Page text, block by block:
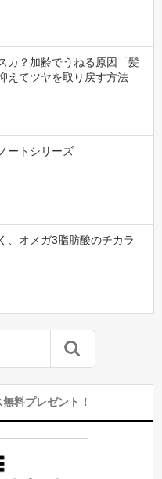
カ？加齢でうねる原因「髪
えてツヤを取り戻す方法
ートシリーズ
、オメガ3脂肪酸のチカラ
料プレゼント！